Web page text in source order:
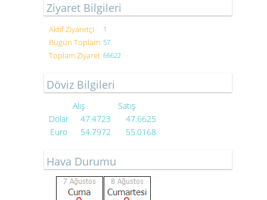
Ziyaret Bilgileri
Aktif Ziyaretçi 1
Bugün Toplam 57
Toplam Ziyaret 66622
Döviz Bilgileri
Alış
Satış
Dolar
47.4723
47.6625
Euro
54.7972 55.0168
Hava Durumu